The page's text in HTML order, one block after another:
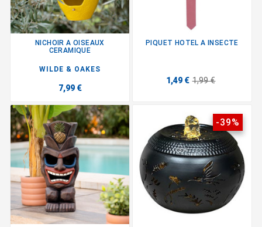
NICHOIR A OISEAUX
CERAMIQUE
WILDE & OAKES
7,99 €
PIQUET HOTEL A INSECTE
1,49 € 1,99 €
-39%